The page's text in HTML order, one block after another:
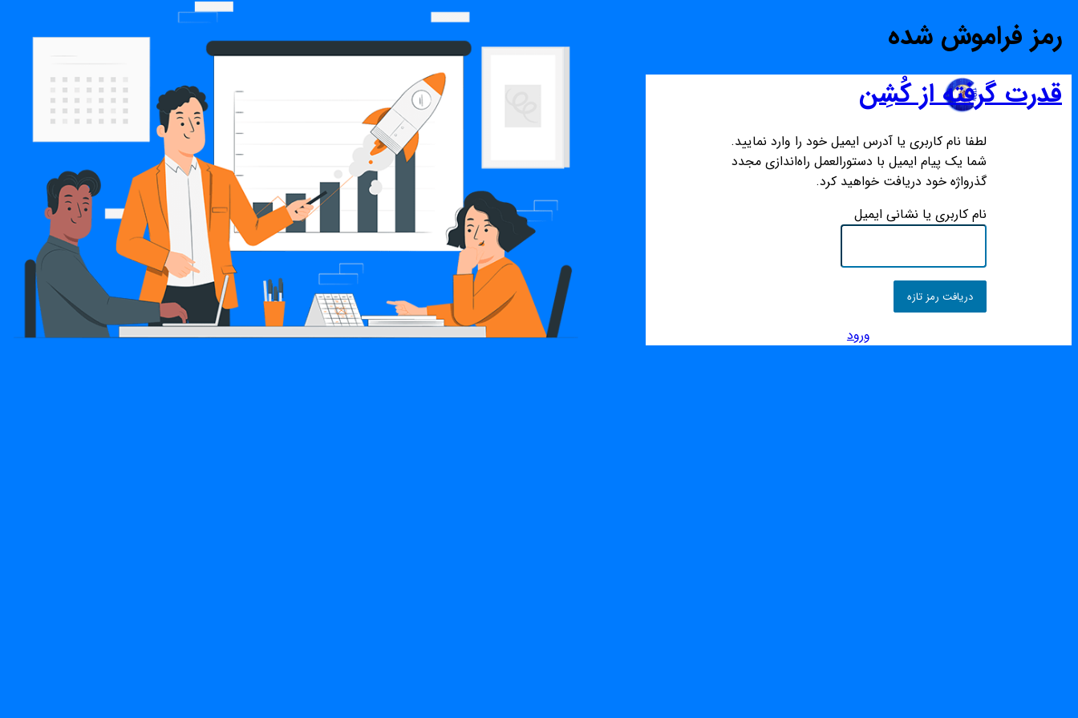
رمز فراموش شده
قدرت گرفته از کُشِن
لطفا نام کاربری یا آدرس ایمیل خود را وارد نمایید.
شما یک پیام ایمیل با دستورالعمل راه‌اندازی مجدد
گذرواژه خود دریافت خواهید کرد.
نام کاربری یا نشانی ایمیل
ورود